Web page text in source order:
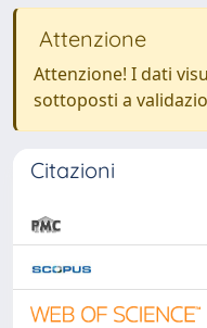
Attenzione
Attenzione! I dati
sottoposti a
Citazioni